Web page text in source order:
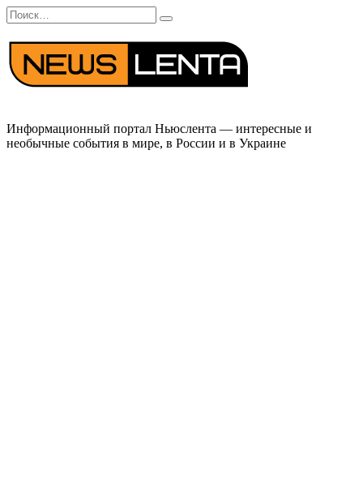
Перейти
к
содержанию
Search
for:
Информационный портал Ньюслента — интересные и
необычные события в мире, в России и в Украине